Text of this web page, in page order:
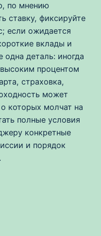
по мнению
ставку, фиксируйте
если ожидается
вклады и
одна деталь: иногда
процентом
страховка,
может
которых молчат на
полные условия
конкретные
и порядок